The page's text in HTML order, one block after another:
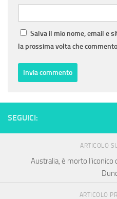
Salva il mio nome, email e
la prossima volta che
SEGUICI:
ARTICOLO
Australia, è morto l’iconico
ARTICOLO